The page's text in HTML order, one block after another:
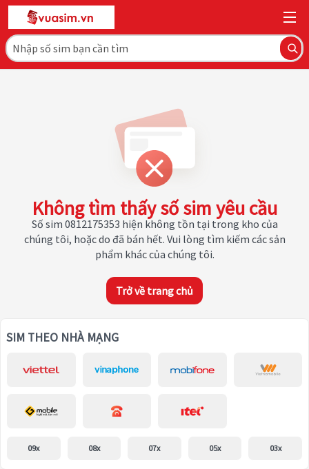
Không tìm thấy số sim yêu cầu
Số sim 0812175353 hiện không tồn tại trong kho của
chúng tôi, hoặc do đã bán hết. Vui lòng tìm kiếm các sản
phẩm khác của chúng tôi.
Trở về trang chủ
SIM THEO NHÀ MẠNG
09x 08x 07x 05x 03x